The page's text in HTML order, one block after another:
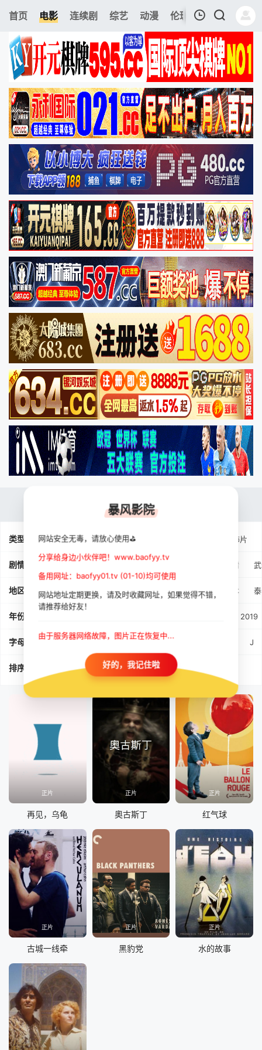
首页 电影 连续剧 综艺 动漫 伦理片 今日更新
我的观影记录
暂无观看影片的记录
短片首页 短片库
类型 全部 动作片 喜剧片 恐怖片
剧情 剧情
地区 全部 大陆 香港 台湾 美国 韩国 日本
年份 2019
字母 字母 A B C D E J
排序 时间排序 人气排序 评分排序
正片
再见，乌龟
正片
奧古斯丁
正片
红气球
正片
古城一线牵
正片
黑豹党
正片
水的故事
暴风影院
网站安全无毒，请放心使用⛳
分享给身边小伙伴吧！www.baofyy.tv
备用网址：baofyy01.tv (01-10)均可使用
网站地址定期更换，请及时收藏网址，如果觉得不错，
请推荐给好友！
由于服务器网络故障，图片正在恢复中...
好的，我记住啦